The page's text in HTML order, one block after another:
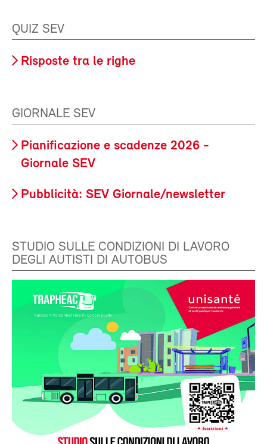
QUIZ SEV
Risposte tra le righe
GIORNALE SEV
Pianificazione e scadenze 2026 -
Giornale SEV
Pubblicità: SEV Giornale/newsletter
STUDIO SULLE CONDIZIONI DI LAVORO
DEGLI AUTISTI DI AUTOBUS